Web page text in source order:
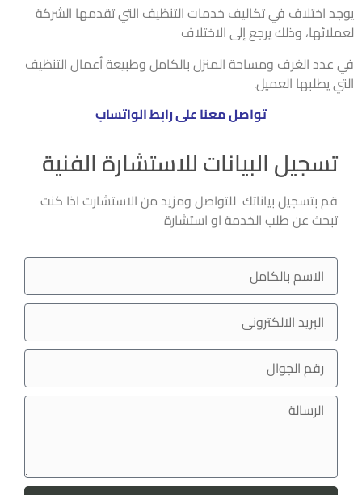
اختلاف في تكاليف خدمات التنظيف التي تقدمها الشركة
وذلك يرجع إلى الاختلاف
الغرف ومساحة المنزل بالكامل وطبيعة أعمال التنظيف
يطلبها العميل.
تواصل معنا على رابط الواتساب
تسجيل البيانات للاستشارة الفنية
قم بتسجيل بياناتك للتواصل ومزيد من الاستشارت اذا كنت
تبحث عن طلب الخدمة او استشارة